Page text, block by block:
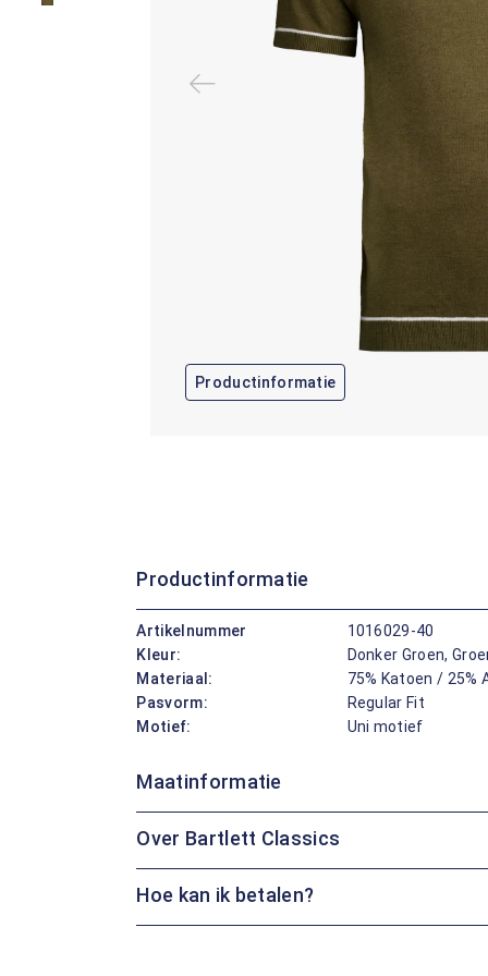
Productinformatie
Productinformatie
Artikelnummer
1016029-40
Kleur:
Donker Groen,
Materiaal:
75% Katoen / 25%
Pasvorm:
Regular Fit
Motief:
Uni motief
Maatinformatie
Over Bartlett Classics
Hoe kan ik betalen?